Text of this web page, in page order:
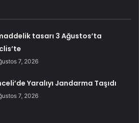
tasarı 3 Ağustos’ta
7, 2026
Yaralıyı Jandarma Taşıdı
7, 2026